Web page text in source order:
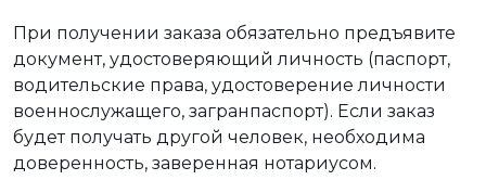
При получении заказа обязательно предъявите
документ, удостоверяющий личность (паспорт,
водительские права, удостоверение личности
военнослужащего, загранпаспорт). Если заказ
будет получать другой человек, необходима
доверенность, заверенная нотариусом.